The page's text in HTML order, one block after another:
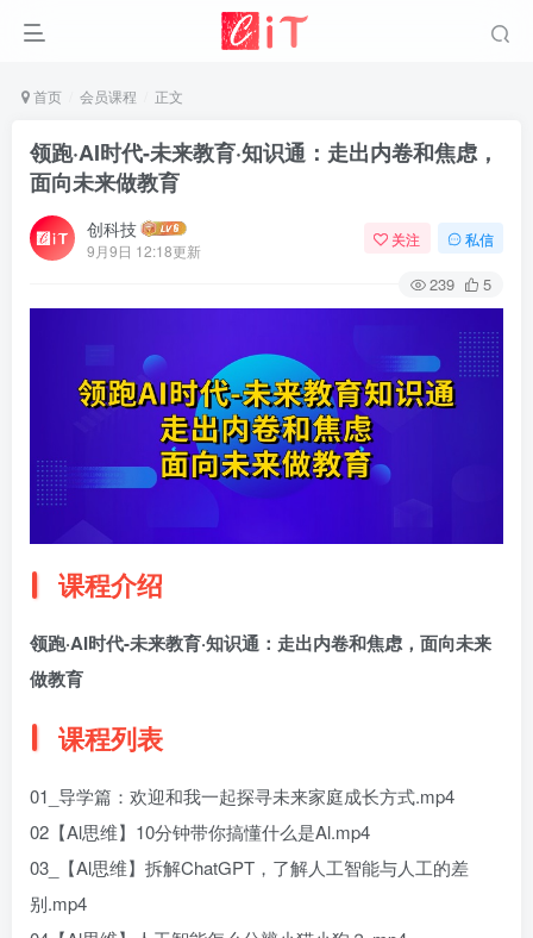
首页 会员课程 正文
领跑·AI时代-未来教育·知识通：走出内卷和焦虑，
面向未来做教育
创科技
9月9日 12:18更新
关注 私信
239 5
课程介绍
领跑·AI时代-未来教育·知识通：走出内卷和焦虑，面向未来
做教育
课程列表
01_导学篇：欢迎和我一起探寻未来家庭成长方式.mp4
02【Al思维】10分钟带你搞懂什么是Al.mp4
03_【Al思维】拆解ChatGPT，了解人工智能与人工的差
别.mp4